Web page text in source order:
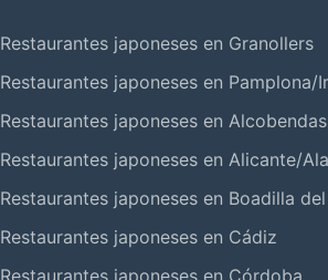
Restaurantes japoneses en Granollers
Restaurantes japoneses en Pamplona/
Restaurantes japoneses en Alcobendas
Restaurantes japoneses en Alicante/
Restaurantes japoneses en Boadilla
Restaurantes japoneses en Cádiz
Restaurantes japoneses en Córdoba